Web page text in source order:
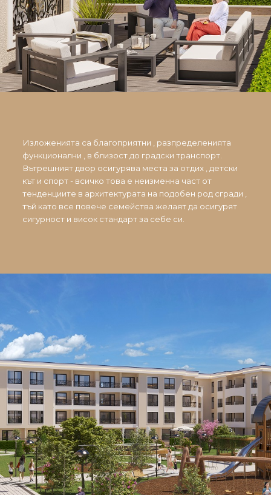
Изложенията са благоприятни , разпределенията
функционални , в близост до градски транспорт.
Вътрешният двор осигурява места за отдих , детски
кът и спорт - всичко това е неизменна част от
тенденциите в архитектурата на подобен род сгради ,
тъй като все повече семейства желаят да осигурят
сигурност и висок стандарт за себе си.